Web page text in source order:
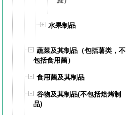
水果制品
蔬菜及其制品（包括薯类，不
包括食用菌）
食用菌及其制品
谷物及其制品(不包括焙烤制
品)